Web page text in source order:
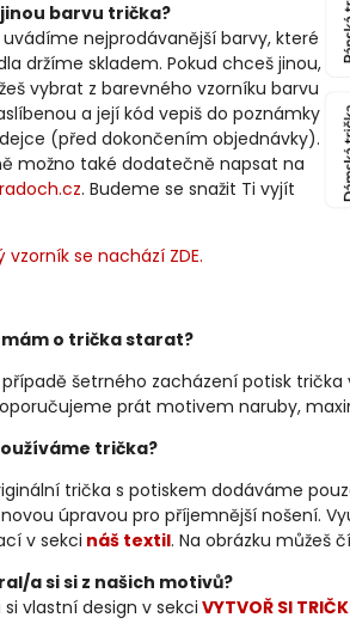
barvu trička?
uvádíme nejprodávanější barvy, které
držíme skladem. Pokud chceš jinou,
vybrat z barevného vzorníku barvu
a její kód vepiš do poznámky
(před dokončením objednávky).
možno také dodatečně napsat na
. Budeme se snažit Ti vyjít
vzorník se nachází ZDE.
o trička starat?
případě šetrného zacházení potisk
prát motivem naruby,
trička?
trička s potiskem dodáváme
úpravou pro příjemnější nošení.
v sekci náš textil. Na obrázku můžeš
a si si z našich motivů?
si vlastní design v sekci VYTVOŘ SI